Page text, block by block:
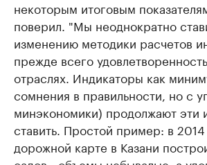
некоторым итоговым
поверил. "Мы неоднократно
изменению методики расчетов
прежде всего
отраслях. Индикаторы как
сомнения в правильности, но с
минэкономики) продолжают эти
ставить. Простой пример: в
дорожной карте в Казани